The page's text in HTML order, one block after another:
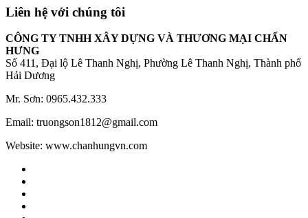
Liên hệ với chúng tôi
CÔNG TY TNHH XÂY DỰNG VÀ THƯƠNG MẠI CHẤN
HƯNG
Số 411, Đại lộ Lê Thanh Nghị, Phường Lê Thanh Nghị, Thành phố
Hải Dương
Mr. Sơn: 0965.432.333
Email: truongson1812@gmail.com
Website: www.chanhungvn.com